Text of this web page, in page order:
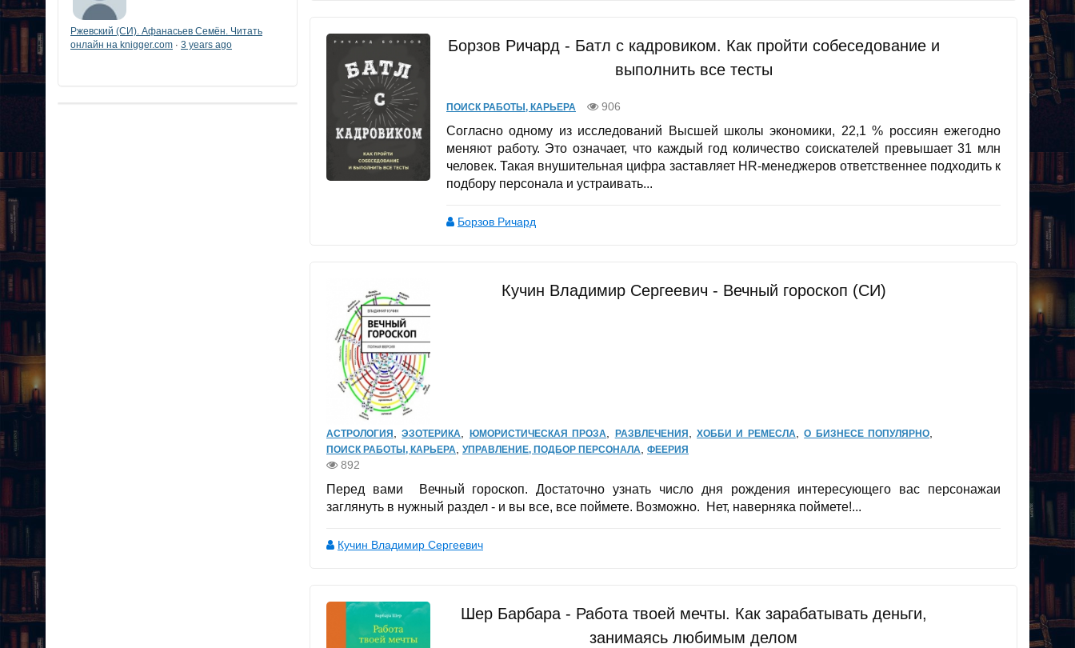
Ржевский (СИ). Афанасьев Семён. Читать
онлайн на knigger.com · 3 years ago
Борзов Ричард - Батл с кадровиком. Как пройти собеседование и
выполнить все тесты
ПОИСК РАБОТЫ, КАРЬЕРА 906
Согласно одному из исследований Высшей школы экономики, 22,1 % россиян ежегодно
меняют работу. Это означает, что каждый год количество соискателей превышает 31 млн
человек. Такая внушительная цифра заставляет HR-менеджеров ответственнее подходить к
подбору персонала и устраивать...
Борзов Ричард
Кучин Владимир Сергеевич - Вечный гороскоп (СИ)
АСТРОЛОГИЯ ,ЭЗОТЕРИКА, ЮМОРИСТИЧЕСКАЯ ПРОЗА, РАЗВЛЕЧЕНИЯ ,ХОББИ И РЕМЕСЛА,О БИЗНЕСЕ ПОПУЛЯРНО,
ПОИСК РАБОТЫ, КАРЬЕРА, УПРАВЛЕНИЕ, ПОДБОР ПЕРСОНАЛА, ФЕЕРИЯ
892
Перед вами Вечный гороскоп. Достаточно узнать число дня рождения интересующего вас персонажаи
заглянуть в нужный раздел - и вы все, все поймете. Возможно. Нет, наверняка поймете!...
Кучин Владимир Сергеевич
Шер Барбара - Работа твоей мечты. Как зарабатывать деньги,
занимаясь любимым делом